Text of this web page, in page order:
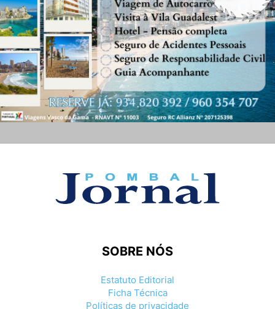
SOBRE NÓS
Estatuto Editorial
Ficha Técnica
Políticas de privacidade